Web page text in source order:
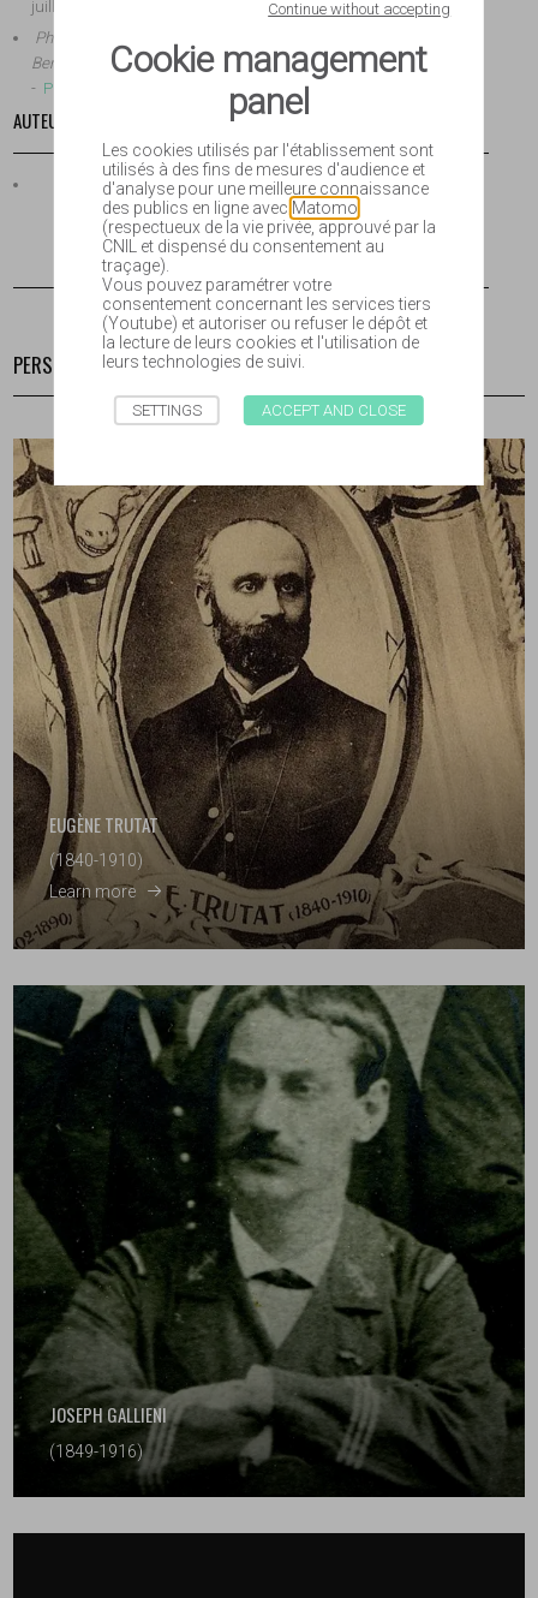
juillet 2015
Photographes de l'Océan Indien (1840-1944) : Maria, Aristide
Bernard, 1870- ? , Degroise Marie-Hélène, Bavoux Claude
- Photographes en Outre-mer
AUTEUR
PERSONNES EN LIEN
EUGÈNE TRUTAT
(1840-1910)
Learn more
JOSEPH GALLIENI
(1849-1916)
Cookie management
panel
Les cookies utilisés par l'établissement sont
utilisés à des fins de mesures d'audience et
d'analyse pour une meilleure connaissance
des publics en ligne avecMatomo
(respectueux de la vie privée, approuvé par la
CNIL et dispensé du consentement au
traçage).
Vous pouvez paramétrer votre
consentement concernant les services tiers
(Youtube) et autoriser ou refuser le dépôt et
la lecture de leurs cookies et l'utilisation de
leurs technologies de suivi.
Continue without accepting
SETTINGS ACCEPT AND CLOSE